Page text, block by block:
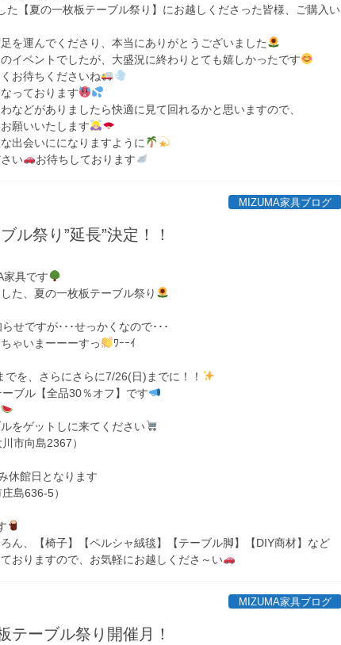
た【夏の一枚板テーブル祭り】にお越しくださった皆様、ご購入い
を運んでくださり、本当にありがとうございました
イベントでしたが、大盛況に終わりとても嬉しかったです
お待ちくださいね
っております
などがありましたら快適に見て回れるかと思いますので、
願いいたします
出会いにになりますように
い
お待ちしております
MIZUMA家具ブログ
ル祭り”延長”決定！！
家具です
た、夏の一枚板テーブル祭り
せですが･･･せっかくなので･･･
ゃいまーーーすっ
ﾜｰｰｲ
を、さらにさらに7/26(日)までに！！
ブル【全品30％オフ】です
をゲットしに来てください
市向島2367）
休館日となります
島636-5）
ん、【椅子】【ペルシャ絨毯】【テーブル脚】【DIY商材】など
おりますので、お気軽にお越しくださ～い
MIZUMA家具ブログ
テーブル祭り開催月！